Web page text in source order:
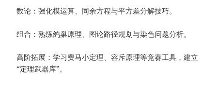
数论：强化模运算、同余方程与平方差分解技巧。
组合：熟练鸽巢原理、图论路径规划与染色问题分析。
高阶拓展：学习费马小定理、容斥原理等竞赛工具，建立
“定理武器库”。